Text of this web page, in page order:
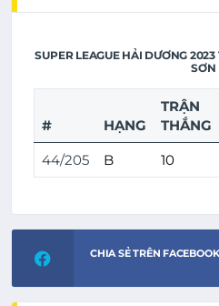
SUPER LEAGUE HẢI DƯƠNG
SƠN
# HẠNG
TRẬN
THẮNG
44/205
B 10
CHIA SẺ TRÊN FACEBOOK